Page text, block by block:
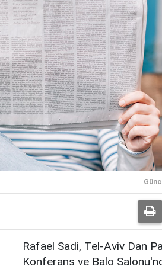
Rafael Sadi, Tel-Aviv Dan
Konferans ve Balo